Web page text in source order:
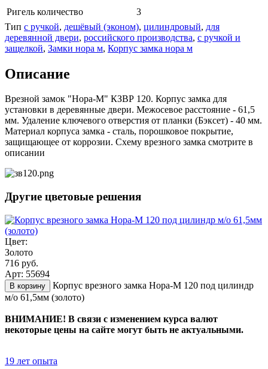
Ригель количество
3
Тип с ручкой, дешёвый (эконом), цилиндровый, для
деревянной двери, российского производства, с ручкой и
защелкой, Замки нора м, Корпус замка нора м
Описание
Врезной замок "Нора-М" КЗВР 120. Корпус замка для
установки в деревянные двери. Межосевое расстояние - 61,5
мм. Удаление ключевого отверстия от планки (Бэксет) - 40 мм.
Материал корпуса замка - сталь, порошковое покрытие,
защищающее от коррозии. Схему врезного замка смотрите в
описании
Другие цветовые решения
Цвет:
Золото
716 руб.
Арт: 55694
В корзину
Корпус врезного замка Нора-М 120 под цилиндр
м/о 61,5мм (золото)
ВНИМАНИЕ! В связи с изменением курса валют
некоторые цены на сайте могут быть не актуальными.
19 лет опыта